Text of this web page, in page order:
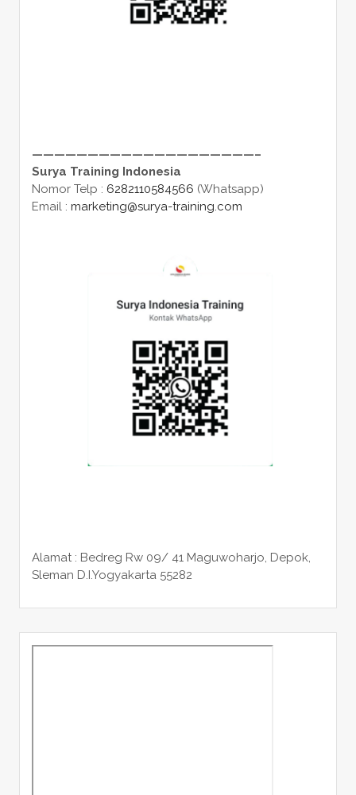
————————————————————–
Surya Training Indonesia
Nomor Telp : 6282110584566 (Whatsapp)
Email : marketing@surya-training.com
Alamat : Bedreg Rw 09/ 41 Maguwoharjo, Depok,
Sleman D.I.Yogyakarta 55282